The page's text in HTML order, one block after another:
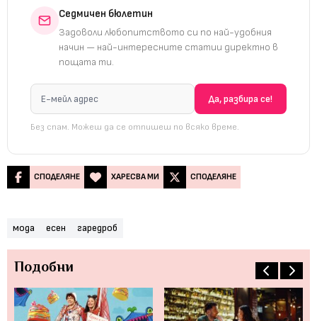
Седмичен бюлетин
Задоволи любопитството си по най-удобния
начин — най-интересните статии директно в
пощата ти.
Без спам. Можеш да се отпишеш по всяко време.
СПОДЕЛЯНЕ ХАРЕСВА МИ СПОДЕЛЯНЕ
мода есен гаредроб
Подобни